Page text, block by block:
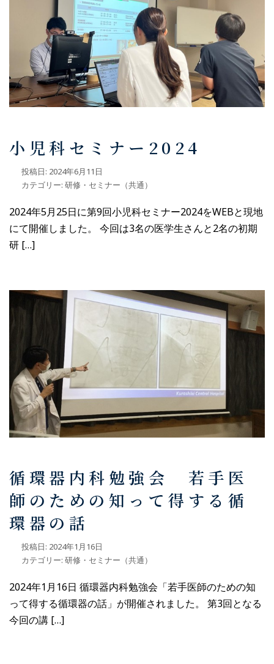
小児科セミナー2024
投稿日: 2024年6月11日
カテゴリー: 研修・セミナー（共通）
2024年5月25日に第9回小児科セミナー2024をWEBと現地
にて開催しました。 今回は3名の医学生さんと2名の初期
研 […]
循環器内科勉強会 若手医
師のための知って得する循
環器の話
投稿日: 2024年1月16日
カテゴリー: 研修・セミナー（共通）
2024年1月16日 循環器内科勉強会「若手医師のための知
って得する循環器の話」が開催されました。 第3回となる
今回の講 […]